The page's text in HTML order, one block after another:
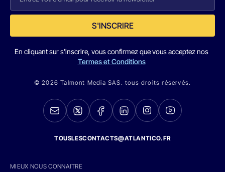
S'INSCRIRE
En cliquant sur s'inscrire, vous confirmez que vous acceptez nos
Termes et Conditions
© 2026 Talmont Media SAS. tous droits réservés.
TOUSLESCONTACTS@ATLANTICO.FR
MIEUX NOUS CONNAITRE